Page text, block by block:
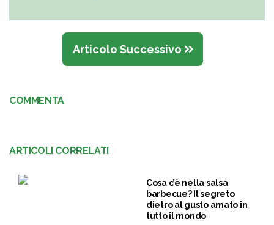
Articolo Successivo
COMMENTA
ARTICOLI CORRELATI
Cosa c’è nella salsa
barbecue? Il segreto
dietro al gusto amato in
tutto il mondo